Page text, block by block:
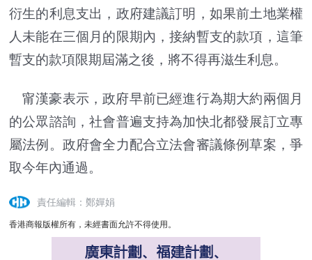
衍生的利息支出，政府建議訂明，如果前土地業權
人未能在三個月的限期內，接納暫支的款項，這筆
暫支的款項限期屆滿之後，將不得再滋生利息。
甯漢豪表示，政府早前已經進行為期大約兩個月
的公眾諮詢，社會普遍支持為加快北都發展訂立專
屬法例。政府會全力配合立法會審議條例草案，爭
取今年內通過。
責任編輯：鄭嬋娟
香港商報版權所有，未經書面允許不得使用。